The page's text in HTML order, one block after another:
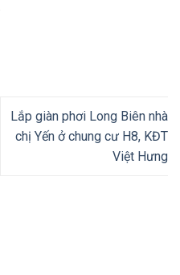
Lắp giàn phơi Long Biên nhà
chị Yến ở chung cư H8, KĐT
Việt Hưng